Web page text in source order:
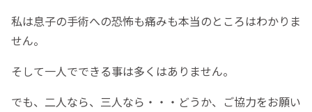
私は息子の手術への恐怖も痛みも本当のところはわかりま
せん。
そして一人でできる事は多くはありません。
でも、二人なら、三人なら・・・どうか、ご協力をお願い